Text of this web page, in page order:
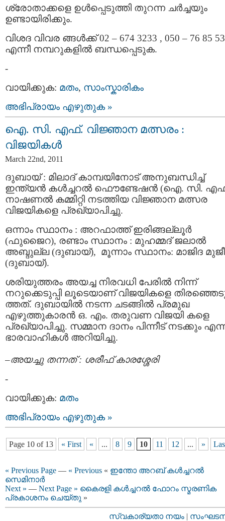
ശ്രോതാക്കളെ ഉള്‍പ്പെടുത്തി തുറന്ന ചര്‍ച്ചയും
ഉണ്ടായിരിക്കും.
വിശദ വിവര ങ്ങള്‍ക്ക് 02 – 674 3233 , 050 – 76 85
എന്നീ നമ്പറുകളില്‍ ബന്ധപ്പെടുക.
-
വായിക്കുക: മതം, സാംസ്കാരികം
അഭിപ്രായം എഴുതുക »
ഐ. സി. എഫ്. വിജ്ഞാന മത്സരം :
വിജയികള്‍
March 22nd, 2011
ദുബായ് : മിലാദ് കാമ്പയിനോട് അനുബന്ധിച്ച്
ഇന്ത്യന്‍ കള്‍ച്ചറല്‍ ഫൌണ്ടേഷന്‍ (ഐ. സി.
നാഷണല്‍ കമ്മിറ്റി നടത്തിയ വിജ്ഞാന മത്സര
വിജയികളെ പ്രഖ്യാപിച്ചു.
ഒന്നാം സ്ഥാനം : അറഫാത്ത് ഇരിങ്ങല്ലൂര്‍
(ഫുജൈറ), രണ്ടാം സ്ഥാനം : മുഹമ്മദ് ജലാല്‍
അബ്ദുല്ല (ദുബായ്), മൂന്നാം സ്ഥാനം: മാജിദ
(ദുബായ്).
ശരിയുത്തരം അയച്ച നിരവധി പേരില്‍ നിന്ന്
നറുക്കെടുപ്പി ലൂടെയാണ് വിജയികളെ
ത്തത്. ദുബായില്‍ നടന്ന ചടങ്ങില്‍ പ്രമുഖ
എഴുത്തുകാരന്‍ ഒ. എം. തരുവണ വിജയി കളെ
പ്രഖ്യാപിച്ചു. സമ്മാന ദാനം പിന്നീട് നടക്കും
ഭാരവാഹികള്‍ അറിയിച്ചു.
–അയച്ചു തന്നത് : ശരീഫ്‌ കാരശ്ശേരി
-
വായിക്കുക: മതം
അഭിപ്രായം എഴുതുക »
Page 10 of 13 « First « ... 8 9 10 11 12 ... »
« Previous Page — « Previous « ഇന്തോ അറബ് കള്‍ച്ചറല്‍
സെമിനാര്‍
Next » — Next Page » കൈരളി കള്‍ച്ചറല്‍ ഫോറം സ്മരണിക
പ്രകാശനം ചെയ്തു »
സ്വകാര്യതാ നയം |